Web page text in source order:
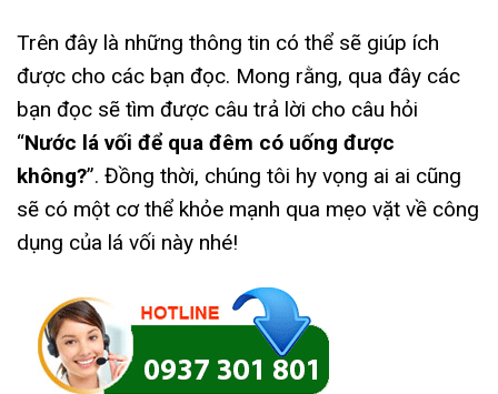
Trên đây là những thông tin có thể sẽ giúp ích
được cho các bạn đọc. Mong rằng, qua đây các
bạn đọc sẽ tìm được câu trả lời cho câu hỏi
“Nước lá vối để qua đêm có uống được
không?”. Đồng thời, chúng tôi hy vọng ai ai cũng
sẽ có một cơ thể khỏe mạnh qua mẹo vặt về công
dụng của lá vối này nhé!